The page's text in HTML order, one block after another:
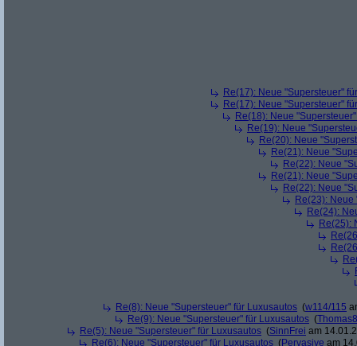
Re(17): Neue "Supersteuer"
Re(17): Neue "Supersteuer"
Re(18): Neue
Re(19): Neue
Re(20): Neue
Re(21): Neue
Re(22): Neue
Re(21): Neue
Re(22): Neue
Re(23):
Re(24):
Re(25):
Re(8): Neue "Supersteuer" für Luxusautos (w114/115
Re(9): Neue "Supersteuer" für Luxusautos (
Re(5): Neue "Supersteuer" für Luxusautos (SinnFrei am
Re(6): Neue "Supersteuer" für Luxusautos (Pervasive am